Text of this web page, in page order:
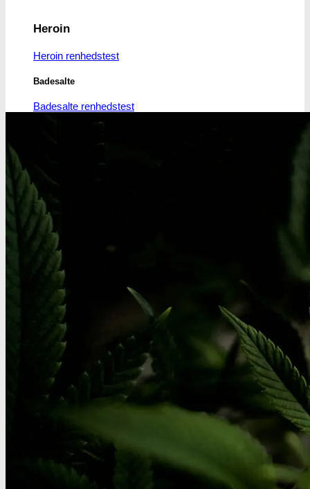
Heroin
Heroin renhedstest
Badesalte
Badesalte renhedstest
Benzodiazepiner
Benzoer renhedstest
GHB/Hætter
GHB/Hætter renhedstest
Ketamin
Ketamin renhedstest
MCPP
Opiater renhedstest